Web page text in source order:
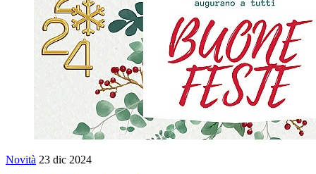
Novità 23 dic 2024